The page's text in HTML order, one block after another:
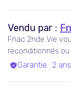
Vendu par :
Fnac 2nde Vie
reconditionnés
prix.Garantie : 2 ans